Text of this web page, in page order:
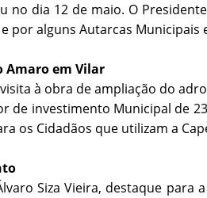
no dia 12 de maio. O
por alguns Autarcas Municipais
Amaro em Vilar
à obra de ampliação do
de investimento Municipal de
os Cidadãos que utilizam a
Siza Vieira, destaque para